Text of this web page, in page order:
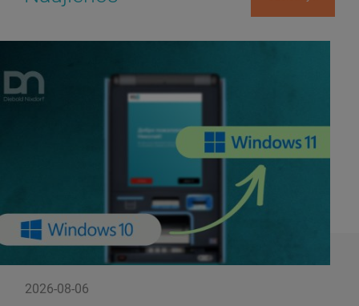
2026-08-06